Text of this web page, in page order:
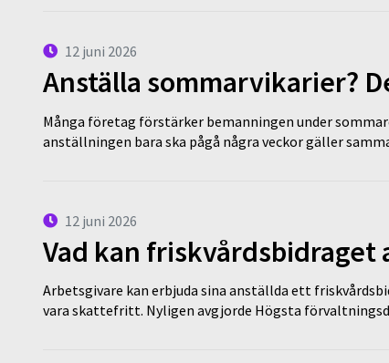
12 juni 2026
Anställa sommarvikarier?
Många företag förstärker bemanningen under
anställningen bara ska pågå några veckor gäller
12 juni 2026
Vad kan friskvårdsbidraget
Arbetsgivare kan erbjuda sina anställda ett
vara skattefritt. Nyligen avgjorde Högsta